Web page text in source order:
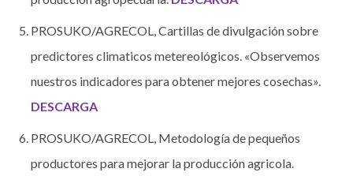
PROSUKO/AGRECOL, Cartillas de divulgación sobre
predictores climaticos metereológicos. «Observemos
nuestros indicadores para obtener mejores cosechas».
DESCARGA
PROSUKO/AGRECOL, Metodología de pequeños
productores para mejorar la producción agricola.